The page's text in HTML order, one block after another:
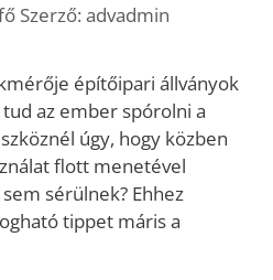
Szerző: advadmin
építőipari állványok
az ember spórolni a
úgy, hogy közben
flott menetével
sérülnek? Ehhez
tippet máris a